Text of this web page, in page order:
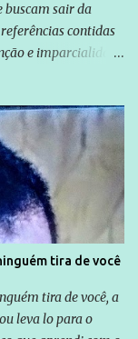
buscam sair da
contidas
e imparcialidade
na delação de
o Brasil no
ou
Zanin Martins
tira de você
tira de você, a
leva lo para o